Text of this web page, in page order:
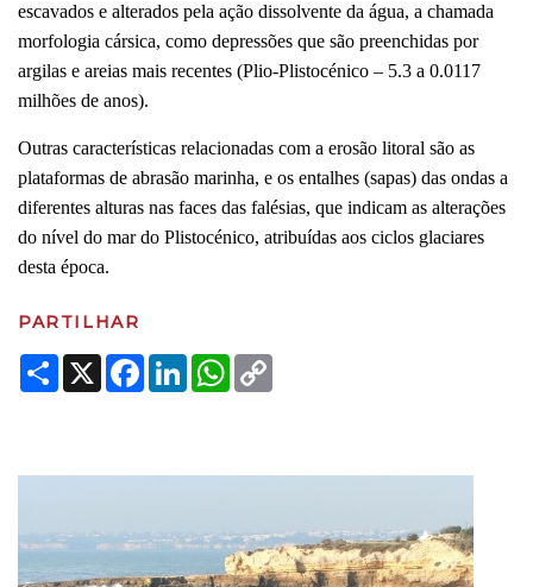
escavados e alterados pela ação dissolvente da água, a chamada
morfologia cársica, como depressões que são preenchidas por
argilas e areias mais recentes (Plio-Plistocénico – 5.3 a 0.0117
milhões de anos).
Outras características relacionadas com a erosão litoral são as
plataformas de abrasão marinha, e os entalhes (sapas) das ondas a
diferentes alturas nas faces das falésias, que indicam as alterações
do nível do mar do Plistocénico, atribuídas aos ciclos glaciares
desta época.
PARTILHAR
Share
X Facebook
LinkedInWhatsApp